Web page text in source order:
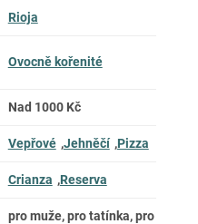
Rioja
Ovocně kořenité
Nad 1000 Kč
Vepřové ,Jehněčí ,Pizza
Crianza ,Reserva
pro muže, pro tatínka, pro